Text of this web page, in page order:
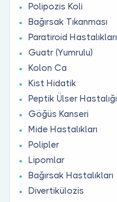
Polipozis Koli
Bağırsak Tıkanması
Paratiroid Hastalıkları
Guatr (Yumrulu)
Kolon Ca
Kist Hidatik
Peptik Ülser Hastalığı
Göğüs Kanseri
Mide Hastalıkları
Polipler
Lipomlar
Bağırsak Hastalıkları
Divertikülozis